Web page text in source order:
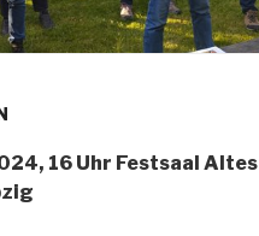
16 Uhr Festsaal Altes